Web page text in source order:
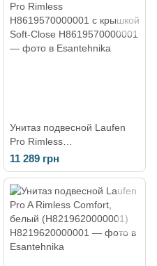
Унитаз подвесной Laufen
Pro Rimless
H8619570000001 с крышкой
Soft-Close
11 289 грн